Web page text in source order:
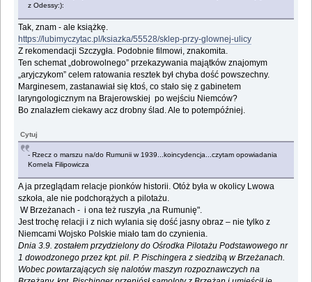
z Odessy:):
Tak, znam - ale książkę.
https://lubimyczytac.pl/ksiazka/55528/sklep-przy-glownej-ulicy
Z rekomendacji Szczygła. Podobnie filmowi, znakomita.
Ten schemat „dobrowolnego” przekazywania majątków znajomym
„aryjczykom” celem ratowania resztek był chyba dość powszechny.
Marginesem, zastanawiał się ktoś, co stało się z gabinetem
laryngologicznym na Brajerowskiej po wejściu Niemców?
Bo znalazłem ciekawy acz drobny ślad. Ale to potempóźniej.
Cytuj
- Rzecz o marszu na/do Rumunii w 1939...koincydencja...czytam opowiadania
Kornela Filipowicza
A ja przeglądam relacje pionków historii. Otóż była w okolicy Lwowa
szkoła, ale nie podchorążych a pilotażu.
W Brzeżanach - i ona też ruszyła „na Rumunię".
Jest trochę relacji i z nich wylania się dość jasny obraz – nie tylko z
Niemcami Wojsko Polskie miało tam do czynienia.
Dnia 3.9. zostałem przydzielony do Ośrodka Pilotażu Podstawowego nr
1 dowodzonego przez kpt. pil. P. Pischingera z siedzibą w Brzeżanach.
Wobec powtarzających się nalotów maszyn rozpoznawczych na